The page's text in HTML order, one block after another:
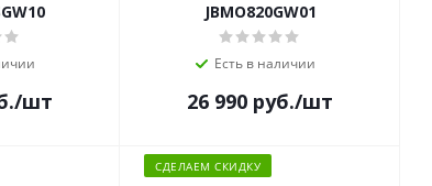
/шт
JBMO820GW01
Есть в наличии
26 990 руб./шт
СДЕЛАЕМ СКИДКУ